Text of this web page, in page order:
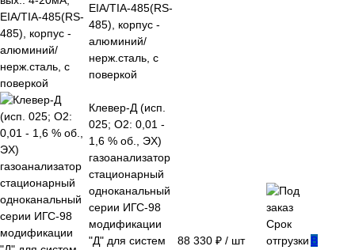
EIA/TIA-485(RS-
485), корпус -
алюминий/
нерж.сталь, с
поверкой
Клевер-Д (исп.
025; О2: 0,01 -
1,6 % об., ЭХ)
газоанализатор
стационарный
одноканальный
серии ИГС-98
модификации
"Д" для систем
88 330 ₽ / шт
Срок
отгрузки В